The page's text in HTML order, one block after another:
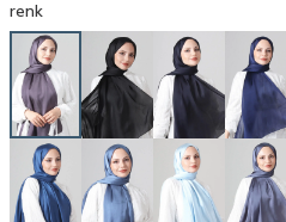
renk